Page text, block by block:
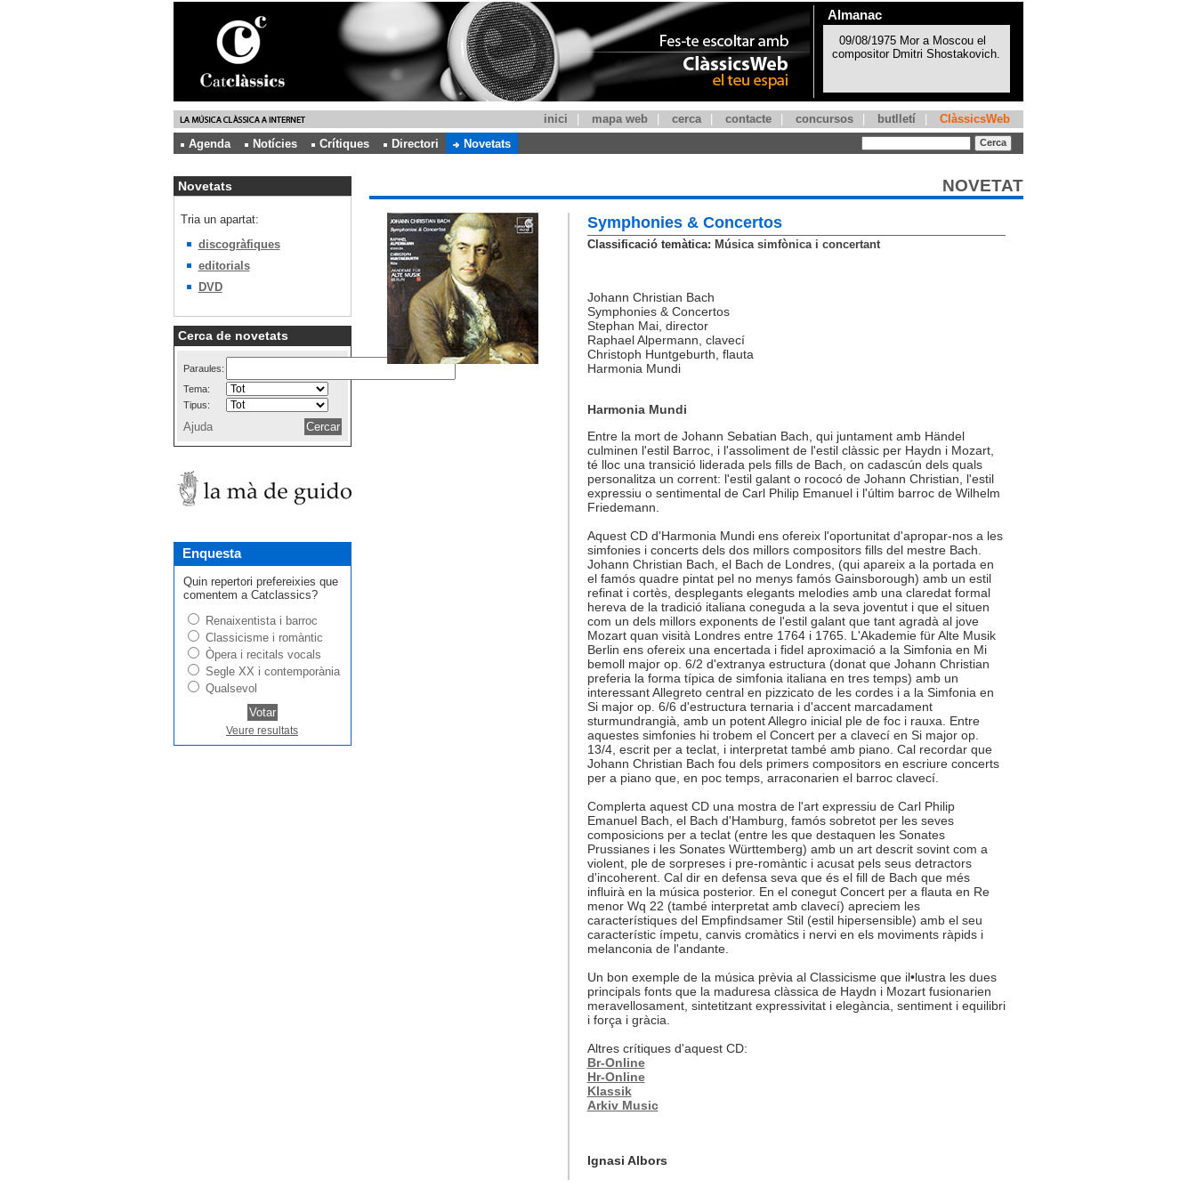
Almanac
inici mapa web cerca contacte concursos butlletí
ClàssicsWeb
Agenda
Notícies Crítiques Directori Novetats
Novetats
Tria un apartat:
discogràfiques
editorials
DVD
Cerca de novetats
Paraules:
Tema:
Tipus:
Ajuda
Enquesta
Quin repertori prefereixies que
comentem a Catclassics?
Renaixentista i barroc
Classicisme i romàntic
Òpera i recitals vocals
Segle XX i contemporània
Qualsevol
Veure resultats
NOVETAT
Symphonies & Concertos
Classificació temàtica: Música simfònica i concertant
Johann Christian Bach
Symphonies & Concertos
Stephan Mai, director
Raphael Alpermann, clavecí
Christoph Huntgeburth, flauta
Harmonia Mundi
Harmonia Mundi
Entre la mort de Johann Sebatian Bach, qui juntament amb Händel
culminen l'estil Barroc, i l'assoliment de l'estil clàssic per Haydn i Mozart,
té lloc una transició liderada pels fills de Bach, on cadascún dels quals
personalitza un corrent: l'estil galant o rococó de Johann Christian, l'estil
expressiu o sentimental de Carl Philip Emanuel i l'últim barroc de Wilhelm
Friedemann.
Aquest CD d'Harmonia Mundi ens ofereix l'oportunitat d'apropar-nos a les
simfonies i concerts dels dos millors compositors fills del mestre Bach.
Johann Christian Bach, el Bach de Londres, (qui apareix a la portada en
el famós quadre pintat pel no menys famós Gainsborough) amb un estil
refinat i cortès, desplegants elegants melodies amb una claredat formal
hereva de la tradició italiana coneguda a la seva joventut i que el situen
com un dels millors exponents de l'estil galant que tant agradà al jove
Mozart quan visità Londres entre 1764 i 1765. L'Akademie für Alte Musik
Berlin ens ofereix una encertada i fidel aproximació a la Simfonia en Mi
bemoll major op. 6/2 d'extranya estructura (donat que Johann Christian
preferia la forma típica de simfonia italiana en tres temps) amb un
interessant Allegreto central en pizzicato de les cordes i a la Simfonia en
Si major op. 6/6 d'estructura ternaria i d'accent marcadament
sturmundrangià, amb un potent Allegro inicial ple de foc i rauxa. Entre
aquestes simfonies hi trobem el Concert per a clavecí en Si major op.
13/4, escrit per a teclat, i interpretat també amb piano. Cal recordar que
Johann Christian Bach fou dels primers compositors en escriure concerts
per a piano que, en poc temps, arraconarien el barroc clavecí.
Complerta aquest CD una mostra de l'art expressiu de Carl Philip
Emanuel Bach, el Bach d'Hamburg, famós sobretot per les seves
composicions per a teclat (entre les que destaquen les Sonates
Prussianes i les Sonates Württemberg) amb un art descrit sovint com a
violent, ple de sorpreses i pre-romàntic i acusat pels seus detractors
d'incoherent. Cal dir en defensa seva que és el fill de Bach que més
influirà en la música posterior. En el conegut Concert per a flauta en Re
menor Wq 22 (també interpretat amb clavecí) apreciem les
característiques del Empfindsamer Stil (estil hipersensible) amb el seu
característic ímpetu, canvis cromàtics i nervi en els moviments ràpids i
melanconia de l'andante.
Un bon exemple de la música prèvia al Classicisme que il•lustra les dues
principals fonts que la maduresa clàssica de Haydn i Mozart fusionarien
meravellosament, sintetitzant expressivitat i elegància, sentiment i equilibri
i força i gràcia.
Altres crítiques d'aquest CD:
Br-Online
Hr-Online
Klassik
Arkiv Music
Ignasi Albors